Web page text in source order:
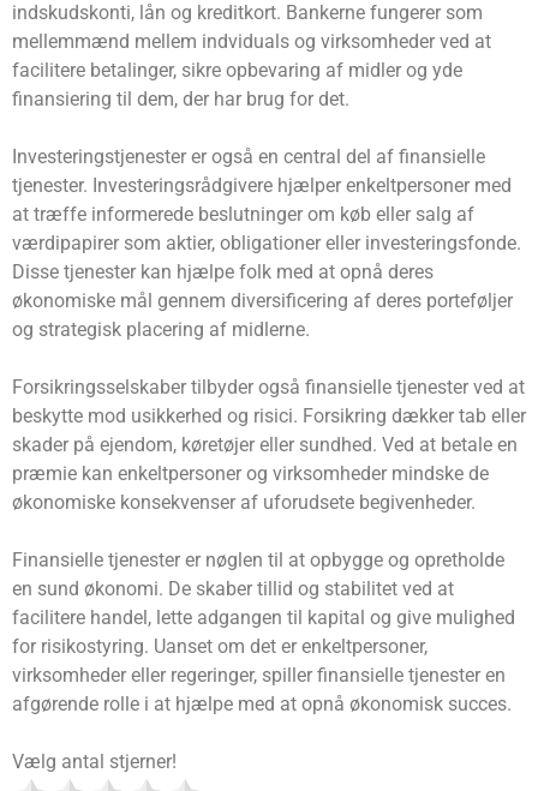
indskudskonti, lån og kreditkort. Bankerne fungerer som
mellemmænd mellem indviduals og virksomheder ved at
facilitere betalinger, sikre opbevaring af midler og yde
finansiering til dem, der har brug for det.
Investeringstjenester er også en central del af finansielle
tjenester. Investeringsrådgivere hjælper enkeltpersoner med
at træffe informerede beslutninger om køb eller salg af
værdipapirer som aktier, obligationer eller investeringsfonde.
Disse tjenester kan hjælpe folk med at opnå deres
økonomiske mål gennem diversificering af deres porteføljer
og strategisk placering af midlerne.
Forsikringsselskaber tilbyder også finansielle tjenester ved at
beskytte mod usikkerhed og risici. Forsikring dækker tab eller
skader på ejendom, køretøjer eller sundhed. Ved at betale en
præmie kan enkeltpersoner og virksomheder mindske de
økonomiske konsekvenser af uforudsete begivenheder.
Finansielle tjenester er nøglen til at opbygge og opretholde
en sund økonomi. De skaber tillid og stabilitet ved at
facilitere handel, lette adgangen til kapital og give mulighed
for risikostyring. Uanset om det er enkeltpersoner,
virksomheder eller regeringer, spiller finansielle tjenester en
afgørende rolle i at hjælpe med at opnå økonomisk succes.
Vælg antal stjerner!